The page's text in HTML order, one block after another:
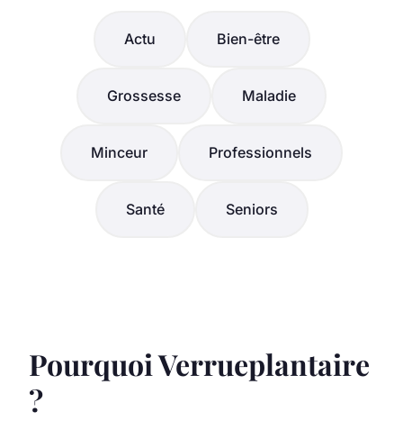
Actu Bien-être
Grossesse Maladie
Minceur Professionnels
Santé Seniors
Pourquoi Verrueplantaire
?